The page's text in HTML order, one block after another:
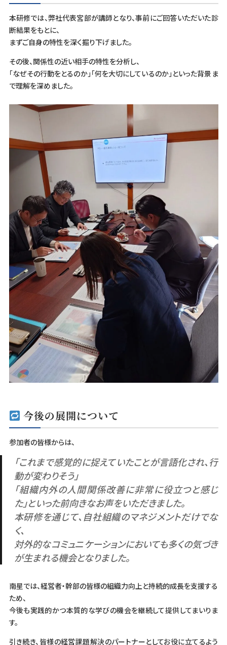
本研修では、弊社代表宮部が講師となり、事前にご回答いただいた診
断結果をもとに、
まずご自身の特性を深く掘り下げました。
その後、関係性の近い相手の特性を分析し、
「なぜその行動をとるのか」「何を大切にしているのか」といった背景ま
で理解を深めました。
今後の展開について
参加者の皆様からは、
「これまで感覚的に捉えていたことが言語化され、行
動が変わりそう」
「組織内外の人間関係改善に非常に役立つと感じ
た」といった前向きなお声をいただきました。
本研修を通じて、自社組織のマネジメントだけでな
く、
対外的なコミュニケーションにおいても多くの気づき
が生まれる機会となりました。
南星では、経営者・幹部の皆様の組織力向上と持続的成長を支援する
ため、
今後も実践的かつ本質的な学びの機会を継続して提供してまいりま
す。
引き続き、皆様の経営課題解決のパートナーとしてお役に立てるよう